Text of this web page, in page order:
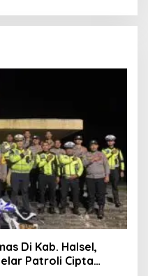
Di Kab. Halsel,
Patroli Cipta